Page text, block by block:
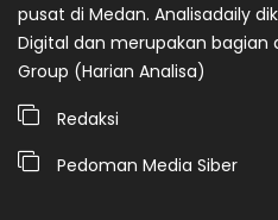
pusat di Medan. Analisadaily
Digital dan merupakan bagian
Group (Harian Analisa)
Redaksi
Pedoman Media Siber